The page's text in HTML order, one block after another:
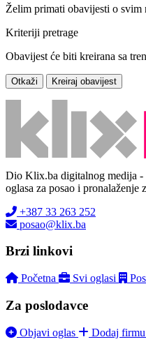
Želim primati obavijesti o
Kriteriji pretrage
Obavijest će biti kreirana sa
Otkaži Kreiraj obavijest
Dio Klix.ba digitalnog medija -
oglasa za posao i
+387 33 263 252
posao@klix.ba
Brzi linkovi
Početna Svi oglasi
Za poslodavce
Objavi oglas Dodaj firmu